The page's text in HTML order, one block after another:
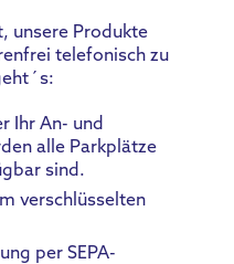
unsere Produkte
telefonisch zu
Ihr An- und
alle Parkplätze
sind.
verschlüsselten
per SEPA-